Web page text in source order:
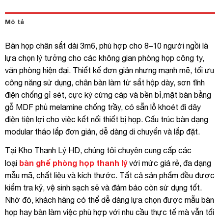
Mô tả
Bàn họp chân sắt dài 3m6, phù hợp cho 8–10 người ngồi là
lựa chọn lý tưởng cho các không gian phòng họp công ty,
văn phòng hiện đại. Thiết kế đơn giản nhưng mạnh mẽ, tối ưu
công năng sử dụng, chân bàn làm từ sắt hộp dày, sơn tĩnh
điện chống gỉ sét, cực kỳ cứng cáp và bền bỉ,mặt bàn bằng
gỗ MDF phủ melamine chống trầy, có sẵn lỗ khoét đi dây
điện tiện lợi cho việc kết nối thiết bị họp. Cấu trúc bàn dạng
modular tháo lắp đơn giản, dễ dàng di chuyển và lắp đặt.
Tại Kho Thanh Lý HD, chúng tôi chuyên cung cấp các
loại bàn ghế phòng họp thanh lývới mức giá rẻ, đa dạng
mẫu mã, chất liệu và kích thước. Tất cả sản phẩm đều được
kiểm tra kỹ, vệ sinh sạch sẽ và đảm bảo còn sử dụng tốt.
Nhờ đó, khách hàng có thể dễ dàng lựa chọn được mẫu bàn
họp hay bàn làm việc phù hợp với nhu cầu thực tế mà vẫn tối